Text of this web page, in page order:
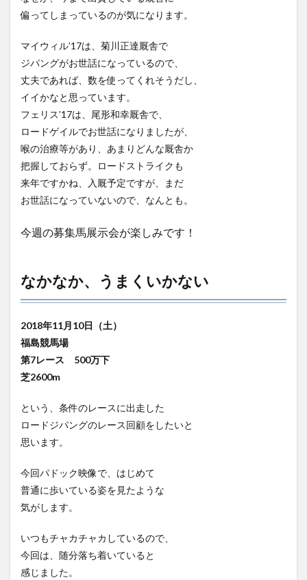
偏ってしまっているのが気になります。
マイウィル’17は、菊川正達厩舎で
ジパングがお世話になっているので、
丈夫であれば、数を使ってくれそうだし、
イイかなと思っています。
フェリス’17は、尾形和幸厩舎で、
ロードゲイルでお世話になりましたが、
喉の治療等があり、あまりどんな厩舎か
把握しておらず。ロードストライクも
来年ですかね、入厩予定ですが、まだ
お世話になっていないので、なんとも。
今週の募集馬展示会が楽しみです！
なかなか、うまくいかない
2018年11月10日（土）
福島競馬場
第7レース 500万下
芝2600m
という、条件のレースに出走した
ロードジパングのレース回顧をしたいと
思います。
今回パドック映像で、はじめて
普通に歩いている姿を見たような
気がします。
いつもチャカチャカしているので、
今回は、随分落ち着いていると
感じました。